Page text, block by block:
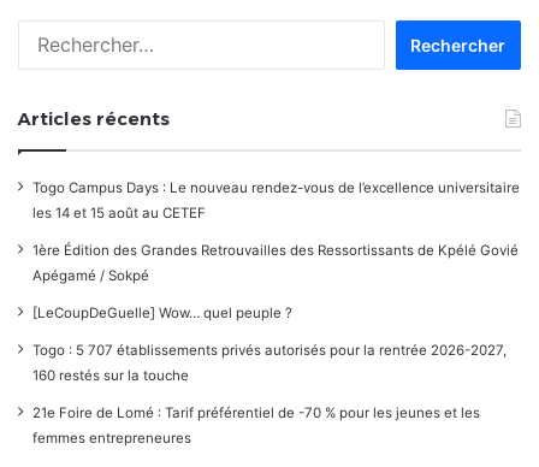
Articles récents
Togo Campus Days : Le nouveau rendez-vous de l’excellence universitaire
les 14 et 15 août au CETEF
1ère Édition des Grandes Retrouvailles des Ressortissants de Kpélé Govié
Apégamé / Sokpé
[LeCoupDeGuelle] Wow… quel peuple ?
Togo : 5 707 établissements privés autorisés pour la rentrée 2026-2027,
160 restés sur la touche
21e Foire de Lomé : Tarif préférentiel de -70 % pour les jeunes et les
femmes entrepreneures